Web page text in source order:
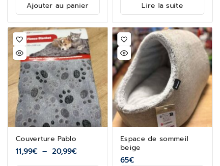
Ajouter au panier Lire la suite
Couverture Pablo
11,99€ – 20,99€
Espace de sommeil
beige
65€